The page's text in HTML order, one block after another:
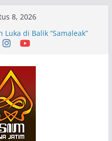
8, 2026
Patria Seni Rupa
Menjadi Mantra
di Balik “Samaleak”
dan Budaya: Catatan
Haryo Soekartono
ke Taman Budaya Jawa
Agus Koecink
Ungkapan Kritis Tentang